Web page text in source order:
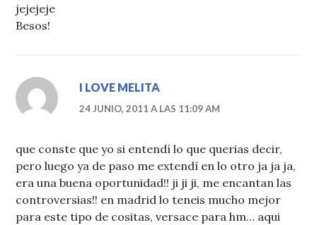
jejejeje
Besos!
I LOVE MELITA
24 JUNIO, 2011 A LAS 11:09 AM
que conste que yo si entendí lo que querias decir,
pero luego ya de paso me extendí en lo otro ja ja ja,
era una buena oportunidad!! ji ji ji, me encantan las
controversias!! en madrid lo teneis mucho mejor
para este tipo de cositas, versace para hm… aqui